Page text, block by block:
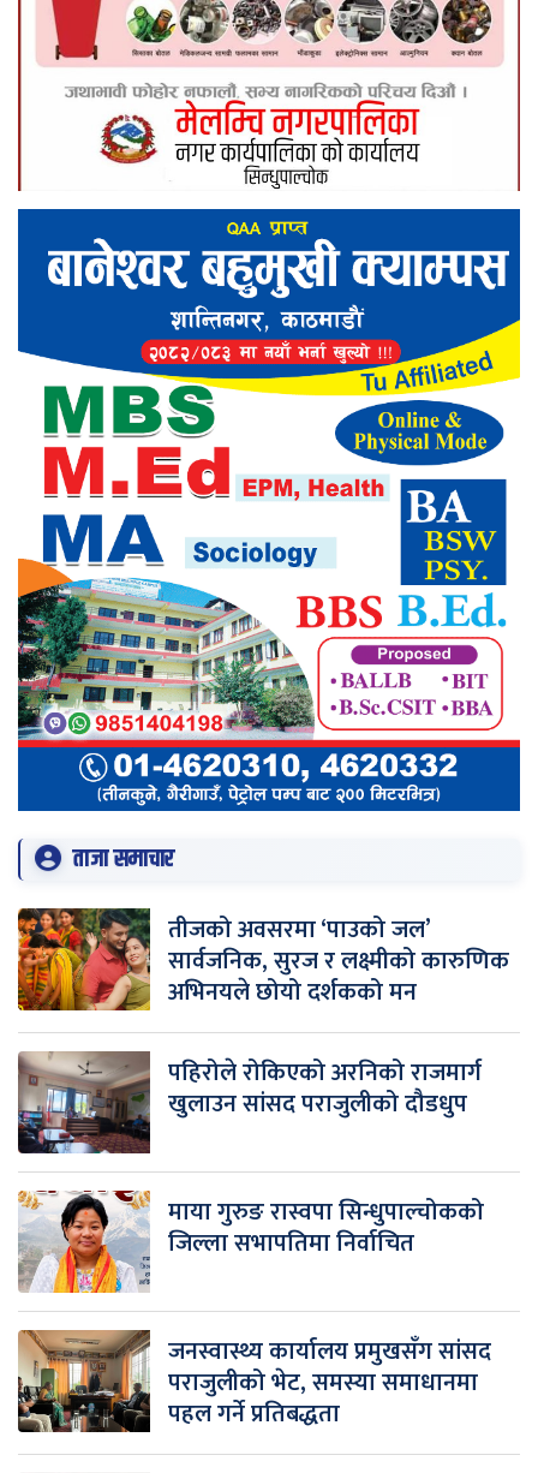
ताजा समाचार
तीजको अवसरमा ‘पाउको जल’
सार्वजनिक, सुरज र लक्ष्मीको कारुणिक
अभिनयले छोयो दर्शकको मन
पहिरोले रोकिएको अरनिको राजमार्ग
खुलाउन सांसद पराजुलीको दौडधुप
माया गुरुङ रास्वपा सिन्धुपाल्चोकको
जिल्ला सभापतिमा निर्वाचित
जनस्वास्थ्य कार्यालय प्रमुखसँग सांसद
पराजुलीको भेट, समस्या समाधानमा
पहल गर्ने प्रतिबद्धता